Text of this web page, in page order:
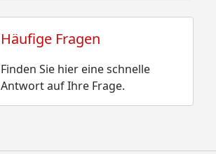
Häufige Fragen
Finden Sie hier eine schnelle
Antwort auf Ihre Frage.